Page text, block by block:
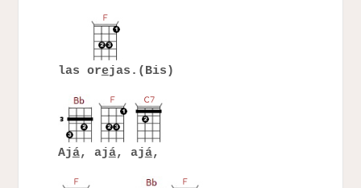
las orejas.(Bis)
Ajá, ajá, ajá,